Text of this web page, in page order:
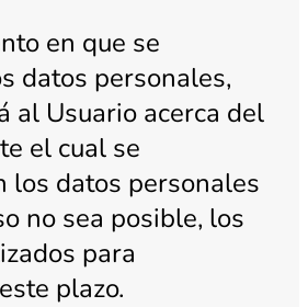
en que se
datos personales,
al Usuario acerca del
el cual se
los datos personales
no sea posible, los
para
plazo.